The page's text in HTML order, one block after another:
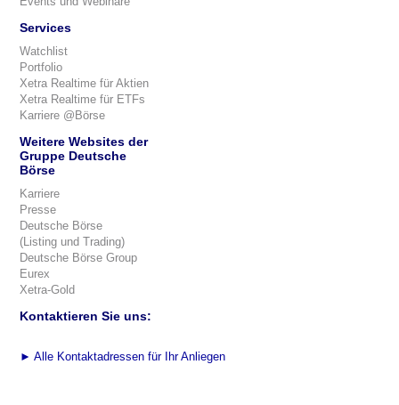
Services
Watchlist
Portfolio
Xetra Realtime für Aktien
Xetra Realtime für ETFs
Karriere @Börse
Weitere Websites der
Gruppe Deutsche
Börse
Karriere
Presse
Deutsche Börse
(Listing und Trading)
Deutsche Börse Group
Eurex
Xetra-Gold
Kontaktieren Sie uns:
► Alle Kontaktadressen für Ihr Anliegen